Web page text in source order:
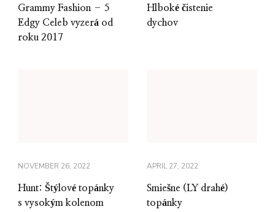
Grammy Fashion – 5
Edgy Celeb vyzerá od
roku 2017
Hlboké čistenie
dychov
NOVEMBER 26, 2022
Hunt: Štýlové topánky
s vysokým kolenom
APRIL 27, 2022
Smiešne (LY drahé)
topánky